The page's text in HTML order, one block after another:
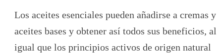
Los aceites esenciales pueden añadirse a cremas y
aceites bases y obtener así todos sus beneficios, al
igual que los principios activos de origen natural